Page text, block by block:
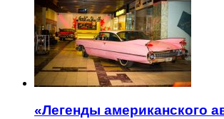
«Легенды американского